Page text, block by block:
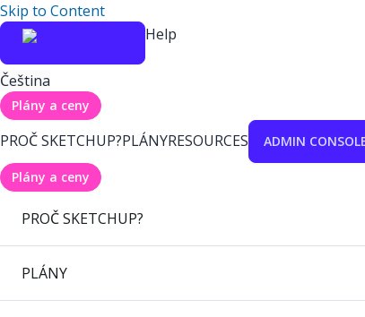
Skip to Content
Help
Čeština
Plány a ceny
PROČ SKETCHUP?PLÁNYRESOURCES ADMIN
Plány a ceny
PROČ SKETCHUP?
PLÁNY